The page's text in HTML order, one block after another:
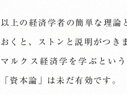
以上の経済学者の簡単な理論
おくと、ストンと説明がつき
マルクス経済学を学ぶとい
「資本論」は未だ有効です。